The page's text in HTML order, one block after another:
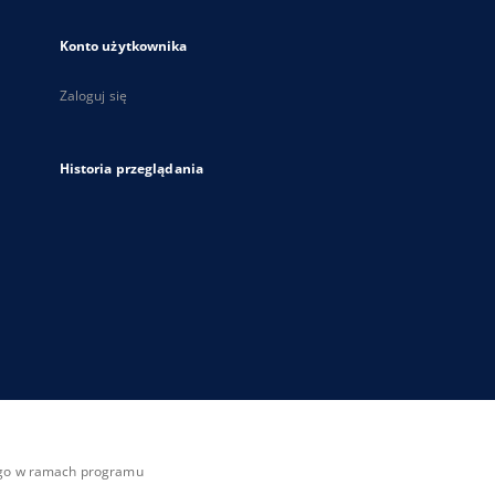
Konto użytkownika
Zaloguj się
Historia przeglądania
w ramach programu